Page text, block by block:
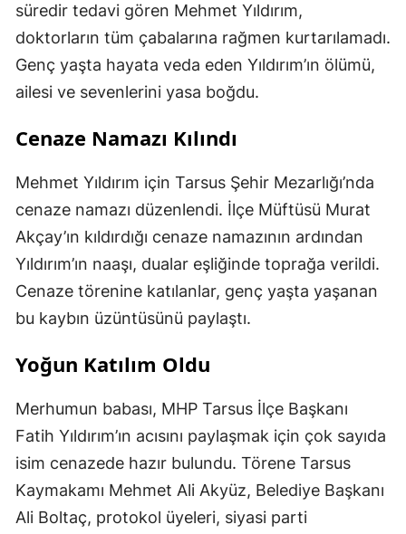
süredir tedavi gören Mehmet Yıldırım,
doktorların tüm çabalarına rağmen kurtarılamadı.
Genç yaşta hayata veda eden Yıldırım’ın ölümü,
ailesi ve sevenlerini yasa boğdu.
Cenaze Namazı Kılındı
Mehmet Yıldırım için Tarsus Şehir Mezarlığı’nda
cenaze namazı düzenlendi. İlçe Müftüsü Murat
Akçay’ın kıldırdığı cenaze namazının ardından
Yıldırım’ın naaşı, dualar eşliğinde toprağa verildi.
Cenaze törenine katılanlar, genç yaşta yaşanan
bu kaybın üzüntüsünü paylaştı.
Yoğun Katılım Oldu
Merhumun babası, MHP Tarsus İlçe Başkanı
Fatih Yıldırım’ın acısını paylaşmak için çok sayıda
isim cenazede hazır bulundu. Törene Tarsus
Kaymakamı Mehmet Ali Akyüz, Belediye Başkanı
Ali Boltaç, protokol üyeleri, siyasi parti